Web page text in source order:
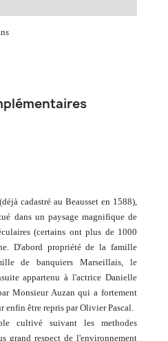
cadastré au Beausset en 1588),
dans un paysage magnifique de
(certains ont plus de 1000
D'abord propriété de la famille
de banquiers Marseillais, le
appartenu à l'actrice Danielle
Monsieur Auzan qui a fortement
enfin être repris par Olivier Pascal.
cultivé suivant les methodes
grand respect de l'environnement